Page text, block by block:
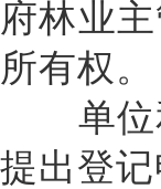
府林业
所有权。
单位和
提出登